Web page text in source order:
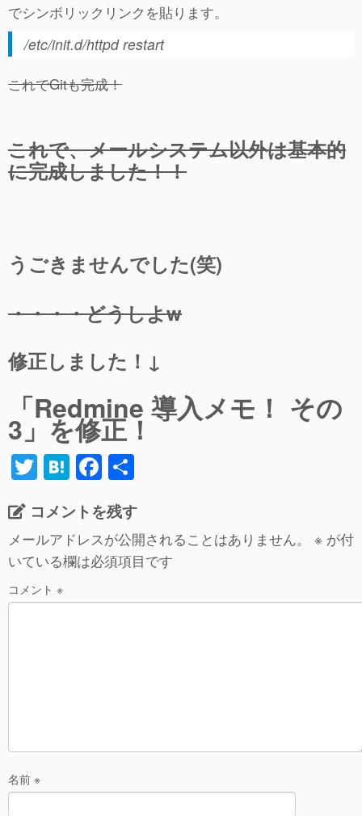
でシンボリックリンクを貼ります。
/etc/init.d/httpd restart
これでGitも完成！
これで、メールシステム以外は基本的
に完成しました！！
うごきませんでした(笑)
・・・・どうしよw
修正しました！↓
「Redmine 導入メモ！ その
3」を修正！
T
tt
er
H
e
n
a
F
a
c
e
b
o
コメントを残す
メールアドレスが公開されることはありません。 ※ が付
いている欄は必須項目です
コメント ※
名前 ※